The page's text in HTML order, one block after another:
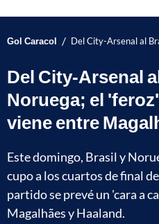
Gol Caracol / Del City-Arsenal al
Del City-Arsenal
Noruega; el
viene entre
Este domingo, Brasil y
cupo a los cuartos de final
partido se prevé un 'cara a
Magalhães y Haaland.